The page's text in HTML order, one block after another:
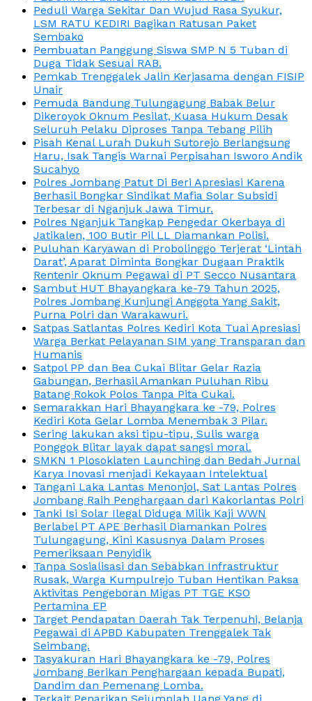
Peduli Warga Sekitar Dan Wujud Rasa Syukur,
LSM RATU KEDIRI Bagikan Ratusan Paket
Sembako
Pembuatan Panggung Siswa SMP N 5 Tuban di
Duga Tidak Sesuai RAB.
Pemkab Trenggalek Jalin Kerjasama dengan FISIP
Unair
Pemuda Bandung Tulungagung Babak Belur
Dikeroyok Oknum Pesilat, Kuasa Hukum Desak
Seluruh Pelaku Diproses Tanpa Tebang Pilih
Pisah Kenal Lurah Dukuh Sutorejo Berlangsung
Haru, Isak Tangis Warnai Perpisahan Isworo Andik
Sucahyo
Polres Jombang Patut Di Beri Apresiasi Karena
Berhasil Bongkar Sindikat Mafia Solar Subsidi
Terbesar di Nganjuk Jawa Timur.
Polres Nganjuk Tangkap Pengedar Okerbaya di
Jatikalen, 100 Butir Pil LL Diamankan Polisi.
Puluhan Karyawan di Probolinggo Terjerat ‘Lintah
Darat’, Aparat Diminta Bongkar Dugaan Praktik
Rentenir Oknum Pegawai di PT Secco Nusantara
Sambut HUT Bhayangkara ke-79 Tahun 2025,
Polres Jombang Kunjungi Anggota Yang Sakit,
Purna Polri dan Warakawuri.
Satpas Satlantas Polres Kediri Kota Tuai Apresiasi
Warga Berkat Pelayanan SIM yang Transparan dan
Humanis
Satpol PP dan Bea Cukai Blitar Gelar Razia
Gabungan, Berhasil Amankan Puluhan Ribu
Batang Rokok Polos Tanpa Pita Cukai.
Semarakkan Hari Bhayangkara ke -79, Polres
Kediri Kota Gelar Lomba Menembak 3 Pilar.
Sering lakukan aksi tipu-tipu, Sulis warga
Ponggok Blitar layak dapat sangsi moral.
SMKN 1 Plosoklaten Launching dan Bedah Jurnal
Karya Inovasi menjadi Kekayaan Intelektual
Tangani Laka Lantas Menonjol, Sat Lantas Polres
Jombang Raih Penghargaan dari Kakorlantas Polri
Tanki Isi Solar Ilegal Diduga Milik Kaji WWN
Berlabel PT APE Berhasil Diamankan Polres
Tulungagung, Kini Kasusnya Dalam Proses
Pemeriksaan Penyidik
Tanpa Sosialisasi dan Sebabkan Infrastruktur
Rusak, Warga Kumpulrejo Tuban Hentikan Paksa
Aktivitas Pengeboran Migas PT TGE KSO
Pertamina EP
Target Pendapatan Daerah Tak Terpenuhi, Belanja
Pegawai di APBD Kabupaten Trenggalek Tak
Seimbang.
Tasyakuran Hari Bhayangkara ke -79, Polres
Jombang Berikan Penghargaan kepada Bupati,
Dandim dan Pemenang Lomba.